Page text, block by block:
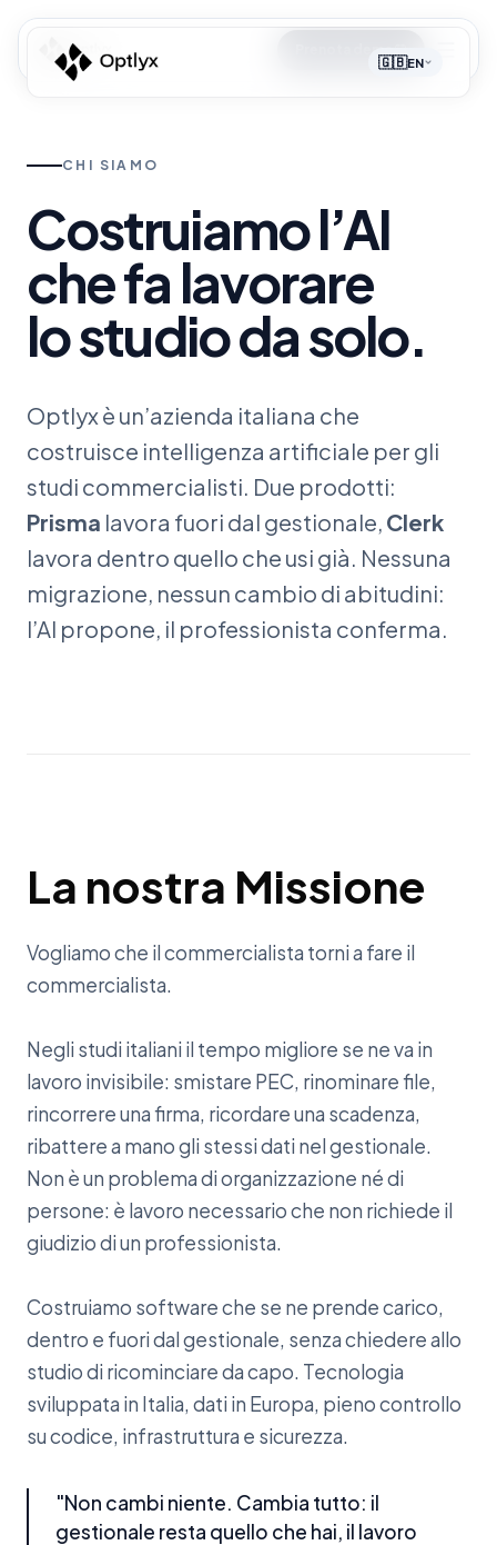
🇬🇧EN
CHI SIAMO
Costruiamol’AI
chefalavorare
lostudiodasolo.
Optlyx è un’azienda italiana che
costruisce intelligenza artificiale per gli
studi commercialisti. Due prodotti:
Prisma lavora fuori dal gestionale, Clerk
lavora dentro quello che usi già. Nessuna
migrazione, nessun cambio di abitudini:
l’AI propone, il professionista conferma.
La nostra Missione
Vogliamo che il commercialista torni a fare il
commercialista.
Negli studi italiani il tempo migliore se ne va in
lavoro invisibile: smistare PEC, rinominare file,
rincorrere una firma, ricordare una scadenza,
ribattere a mano gli stessi dati nel gestionale.
Non è un problema di organizzazione né di
persone: è lavoro necessario che non richiede il
giudizio di un professionista.
Costruiamo software che se ne prende carico,
dentro e fuori dal gestionale, senza chiedere allo
studio di ricominciare da capo. Tecnologia
sviluppata in Italia, dati in Europa, pieno controllo
su codice, infrastruttura e sicurezza.
"Non cambi niente. Cambia tutto: il
gestionale resta quello che hai, il lavoro